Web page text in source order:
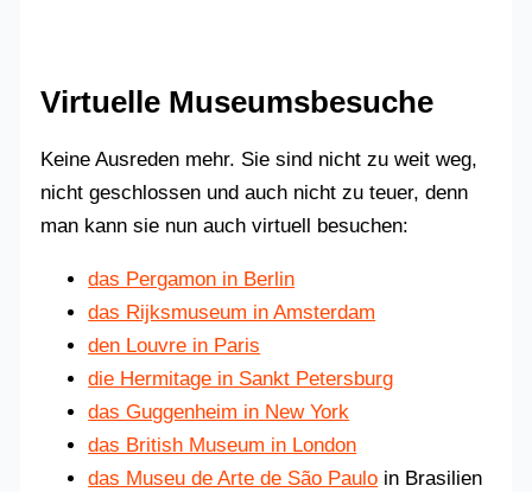
Virtuelle Museumsbesuche
Keine Ausreden mehr. Sie sind nicht zu weit weg,
nicht geschlossen und auch nicht zu teuer, denn
man kann sie nun auch virtuell besuchen:
das Pergamon in Berlin
das Rijksmuseum in Amsterdam
den Louvre in Paris
die Hermitage in Sankt Petersburg
das Guggenheim in New York
das British Museum in London
das Museu de Arte de São Paulo in Brasilien